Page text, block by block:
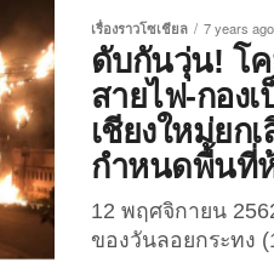
ขันหมากต่าง ๆ ตา
หมู่บ้าน เพื่อที่จะม
“อยากได้ลูกชายเ
เรื่องราวโซเชียล 7 years ago
ดับกันวุ่น! โ
สายไฟ-กอง
เชียงใหม่ยก
กำหนดพื้นที่
12 พฤศจิกายน
ของวันลอยกระทง